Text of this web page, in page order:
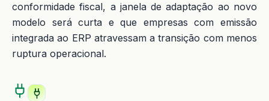
conformidade fiscal, a janela de adaptação ao novo
modelo será curta e que empresas com emissão
integrada ao ERP atravessam a transição com menos
ruptura operacional.